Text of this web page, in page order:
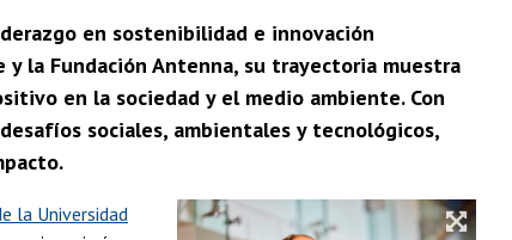
en sostenibilidad e innovación
la Fundación Antenna, su trayectoria muestra
en la sociedad y el medio ambiente. Con
sociales, ambientales y tecnológicos,
la Universidad